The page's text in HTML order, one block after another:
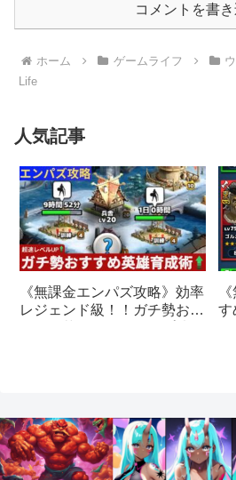
コメントを書
ホーム ゲームライフ
Life
人気記事
《無課金エンパズ攻略》効率
レジェンド級！！ガチ勢おす
す